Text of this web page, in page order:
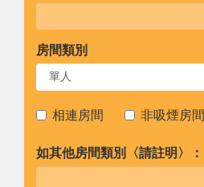
房間類別
相連房間 非吸煙房間
如其他房間類別〈請註明〉：